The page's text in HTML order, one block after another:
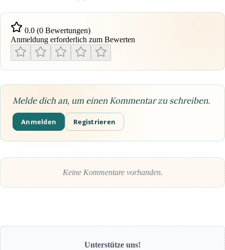
0.0 (0 Bewertungen)
Anmeldung erforderlich zum Bewerten
Melde dich an, um einen Kommentar zu schreiben.
Anmelden Registrieren
Keine Kommentare vorhanden.
Unterstütze uns!